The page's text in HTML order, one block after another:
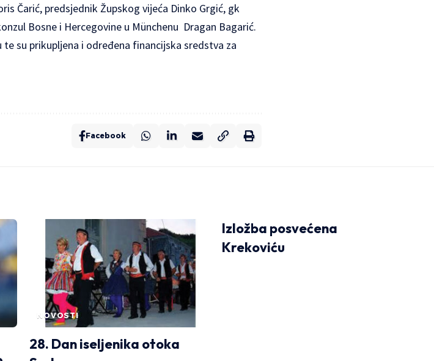
Čarić, predsjednik Župskog vijeća Dinko Grgić, gk
Bosne i Hercegovine u Münchenu Dragan Bagarić.
su prikupljena i određena financijska sredstva za
Facebook
NOVOSTI
28. Dan iseljenika otoka
Izložba posvećena
Krekoviću